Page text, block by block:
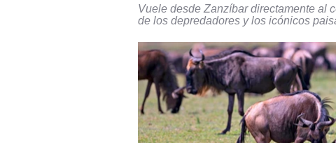
Vuele desde Zanzíbar directamente al
de los depredadores y los icónicos